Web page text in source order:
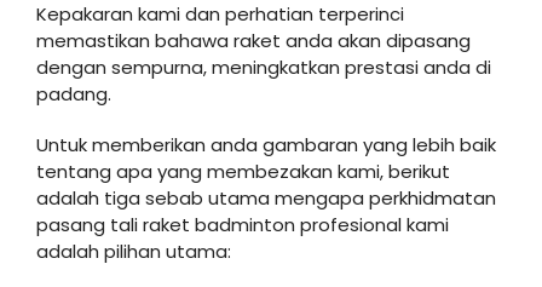
Kepakaran kami dan perhatian terperinci
memastikan bahawa raket anda akan dipasang
dengan sempurna, meningkatkan prestasi anda di
padang.
Untuk memberikan anda gambaran yang lebih baik
tentang apa yang membezakan kami, berikut
adalah tiga sebab utama mengapa perkhidmatan
pasang tali raket badminton profesional kami
adalah pilihan utama: